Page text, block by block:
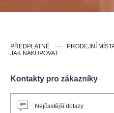
Kontakty pro zákazníky
Nejčastější dotazy
PŘEDPLATNÉ PRODEJNÍ
JAK NAKUPOVAT